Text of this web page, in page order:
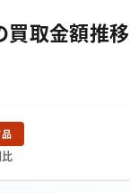
取金額推移